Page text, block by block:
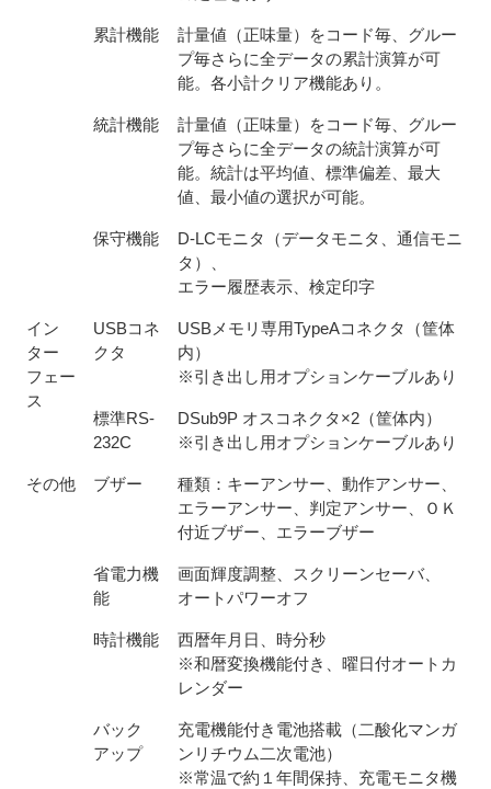
累計機能
計量値（正味量）をコード毎、グルー
プ毎さらに全データの累計演算が可
能。各小計クリア機能あり。
統計機能
計量値（正味量）をコード毎、グルー
プ毎さらに全データの統計演算が可
能。統計は平均値、標準偏差、最大
値、最小値の選択が可能。
保守機能
D-LCモニタ（データモニタ、通信モニ
タ）、
エラー履歴表示、検定印字
イン
ター
フェー
ス
USBコネ
クタ
USBメモリ専用TypeAコネクタ（筐体
内）
※引き出し用オプションケーブルあり
標準RS-
232C
DSub9P オスコネクタ×2（筐体内）
※引き出し用オプションケーブルあり
その他 ブザー
種類：キーアンサー、動作アンサー、
エラーアンサー、判定アンサー、ＯＫ
付近ブザー、エラーブザー
省電力機
能
画面輝度調整、スクリーンセーバ、
オートパワーオフ
時計機能
西暦年月日、時分秒
※和暦変換機能付き、曜日付オートカ
レンダー
バック
アップ
充電機能付き電池搭載（二酸化マンガ
ンリチウム二次電池）
※常温で約１年間保持、充電モニタ機